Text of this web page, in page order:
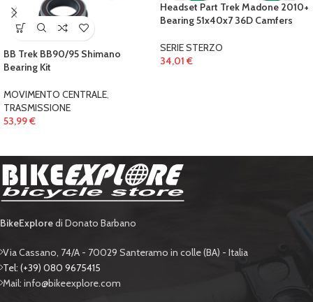
BB Trek BB90/95 Shimano
Bearing Kit
MOVIMENTO CENTRALE,
TRASMISSIONE
53,99€
Headset Part Trek Madone 2010+
Bearing 51x40x7 36D Camfers
SERIE STERZO
34,01 €
BikeExploredi Donato Barbano
Via Cassano, 74/A - 70029 Santeramo in colle (BA) - Italia
Tel: (+39) 080 9675415
Mail: info@bikeexplore.com